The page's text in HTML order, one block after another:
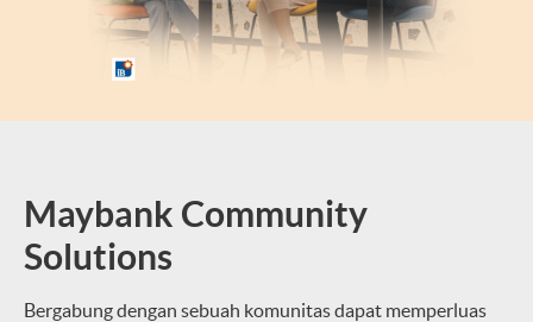
Maybank Community
Solutions
Bergabung dengan sebuah komunitas dapat memperluas